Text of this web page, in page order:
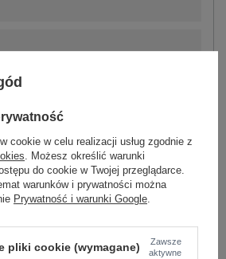
cookie w celu realizacji usług zgodnie z
. Możesz określić warunki
do cookie w Twojej przeglądarce.
warunków i prywatności można
Prywatność i warunki Google.
pliki cookie (wymagane)
Zawsze
aktywne